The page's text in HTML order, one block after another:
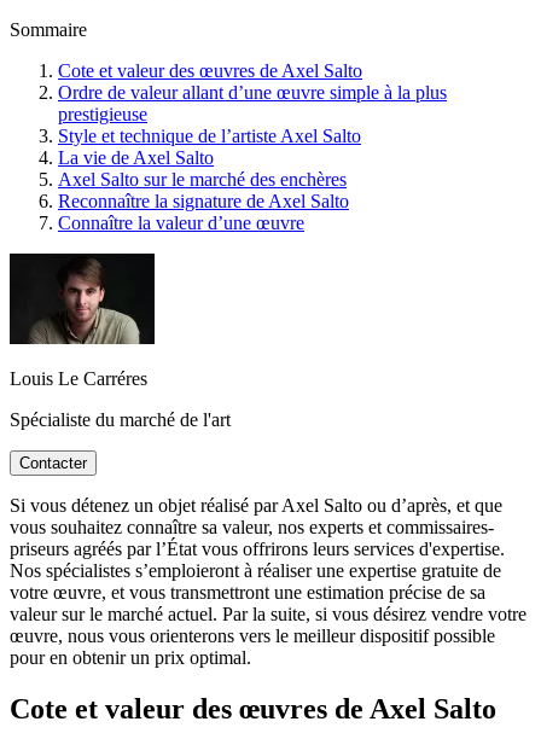
Sommaire
Cote et valeur des œuvres de Axel Salto
Ordre de valeur allant d’une œuvre simple à la plus
prestigieuse
Style et technique de l’artiste Axel Salto
La vie de Axel Salto
Axel Salto sur le marché des enchères
Reconnaître la signature de Axel Salto
Connaître la valeur d’une œuvre
Louis Le Carréres
Spécialiste du marché de l'art
Contacter
Si vous détenez un objet réalisé par Axel Salto ou d’après, et que
vous souhaitez connaître sa valeur, nos experts et commissaires-
priseurs agréés par l’État vous offrirons leurs services d'expertise.
Nos spécialistes s’emploieront à réaliser une expertise gratuite de
votre œuvre, et vous transmettront une estimation précise de sa
valeur sur le marché actuel. Par la suite, si vous désirez vendre votre
œuvre, nous vous orienterons vers le meilleur dispositif possible
pour en obtenir un prix optimal.
Cote et valeur des œuvres de Axel Salto